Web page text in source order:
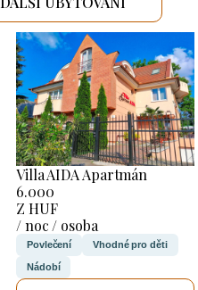
Villa AIDA Apartmán
6.000
Z HUF
/ noc / osoba
Povlečení Vhodné pro děti
Nádobí